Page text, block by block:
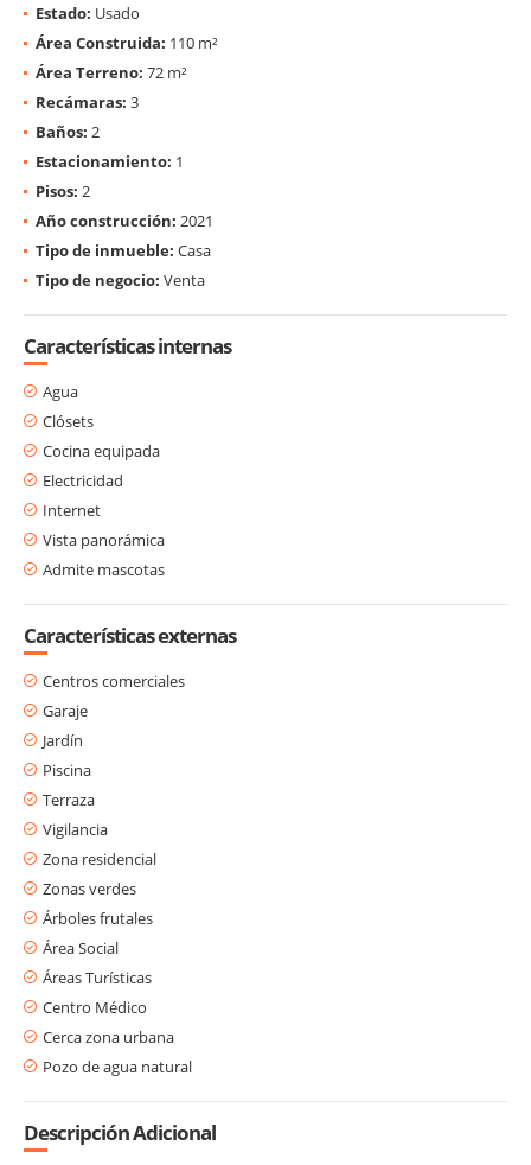
Estado: Usado
Área Construida: 110 m²
Área Terreno: 72 m²
Recámaras: 3
Baños: 2
Estacionamiento: 1
Pisos: 2
Año construcción: 2021
Tipo de inmueble: Casa
Tipo de negocio: Venta
Características internas
Agua
Clósets
Cocina equipada
Electricidad
Internet
Vista panorámica
Admite mascotas
Características externas
Centros comerciales
Garaje
Jardín
Piscina
Terraza
Vigilancia
Zona residencial
Zonas verdes
Árboles frutales
Área Social
Áreas Turísticas
Centro Médico
Cerca zona urbana
Pozo de agua natural
Descripción Adicional